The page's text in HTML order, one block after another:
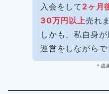
入会をして 2ヶ月
30万円以上売れ
しかも、私自身
運営をしながらで
＊成果を保証する